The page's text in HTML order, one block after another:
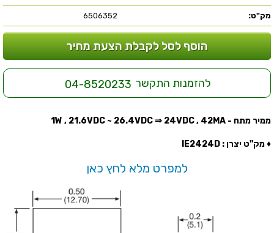
מק"ט: 6506352
הוסף לסל לקבלת הצעת מחיר
להזמנות התקשר 04-8520233
ממיר מתח - 1W , 21.6VDC ~ 26.4VDC ⇒ 24VDC , 42MA
♦ מק''ט יצרן : IE2424D
למפרט מלא לחץ כאן